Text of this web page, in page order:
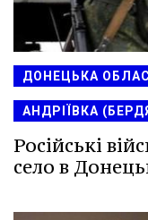
ДОНЕЦЬКА
АНДРІЇВКА
Російські
село в